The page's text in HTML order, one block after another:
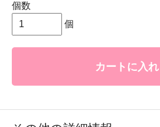
個数
個
カートに入